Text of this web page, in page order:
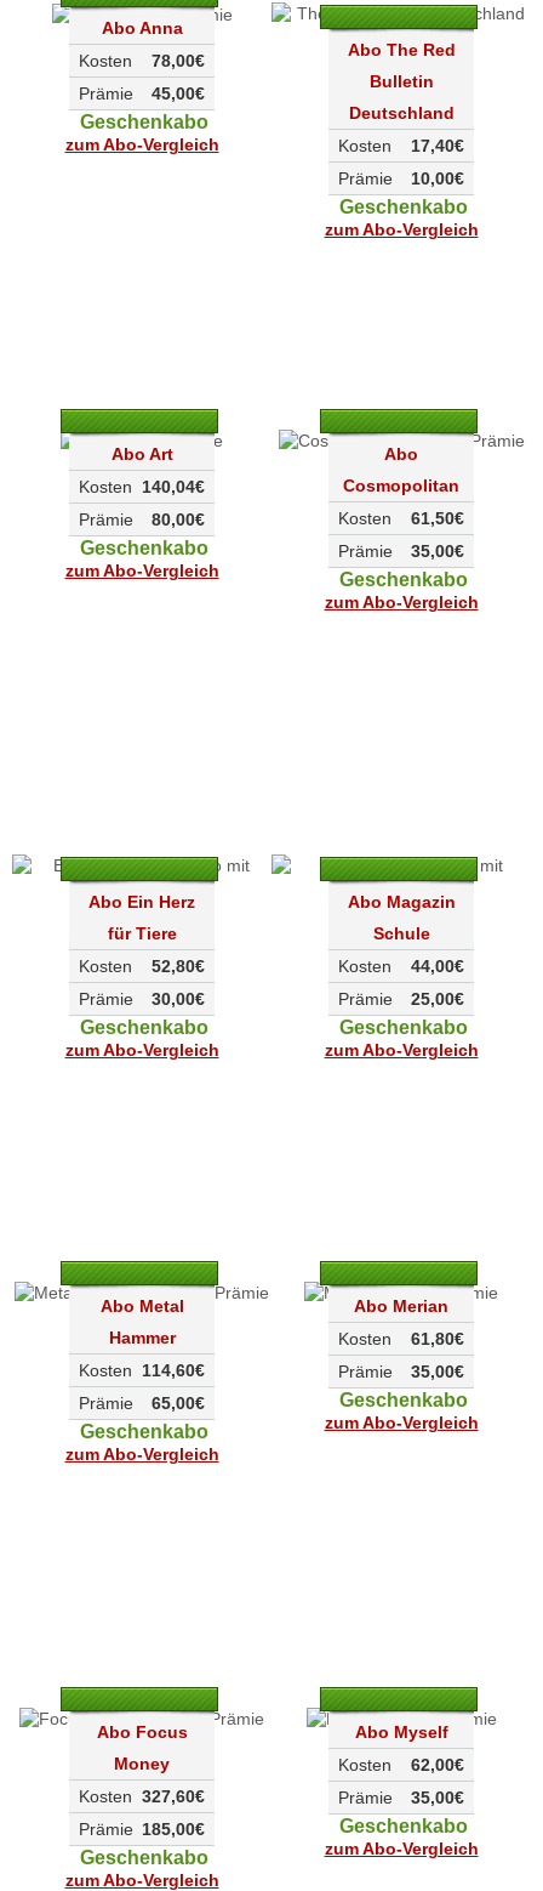
Abo Anna
78,00€
Kosten
45,00€
Prämie
Geschenkabo
zum Abo-Vergleich
Abo The Red
Bulletin
Deutschland
17,40€
Kosten
10,00€
Prämie
Geschenkabo
zum Abo-Vergleich
Abo Art
140,04€
Kosten
80,00€
Prämie
Geschenkabo
zum Abo-Vergleich
Abo
Cosmopolitan
61,50€
Kosten
35,00€
Prämie
Geschenkabo
zum Abo-Vergleich
Abo Ein Herz
für Tiere
52,80€
Kosten
30,00€
Prämie
Geschenkabo
zum Abo-Vergleich
Abo Magazin
Schule
44,00€
Kosten
25,00€
Prämie
Geschenkabo
zum Abo-Vergleich
Abo Metal
Hammer
114,60€
Kosten
65,00€
Prämie
Geschenkabo
zum Abo-Vergleich
Abo Merian
61,80€
Kosten
35,00€
Prämie
Geschenkabo
zum Abo-Vergleich
Abo Focus
Money
327,60€
Kosten
185,00€
Prämie
Geschenkabo
zum Abo-Vergleich
Abo Myself
62,00€
Kosten
35,00€
Prämie
Geschenkabo
zum Abo-Vergleich